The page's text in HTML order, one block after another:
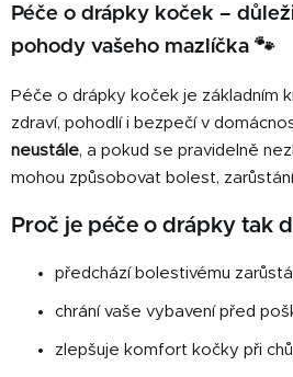
l
á
a
í
p
r
k
v
ý
i
Péče o drápky koček –
pohody vašeho mazlíčka 🐾
Péče o drápky koček je základním
zdraví, pohodlí i bezpečí v
neustále, a pokud se pravidelně
mohou způsobovat bolest,
Proč je péče o drápky tak
předchází bolestivému
chrání vaše vybavení před
zlepšuje komfort kočky při